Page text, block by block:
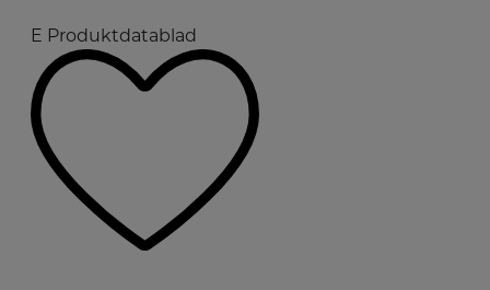
E Produktdatablad